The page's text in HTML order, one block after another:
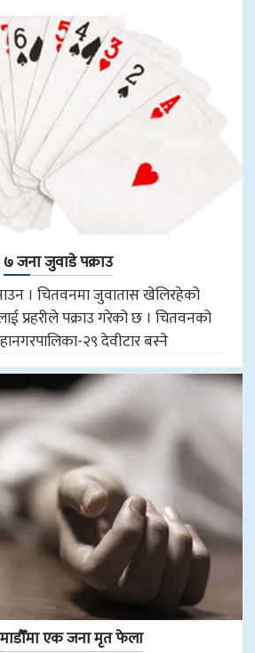
७ जना जुवाडे पक्राउ
। चितवनमा जुवातास खेलिरहेको
प्रहरीले पक्राउ गरेको छ । चितवनको
२९ देवीटार बस्ने
एक जना मृत फेला